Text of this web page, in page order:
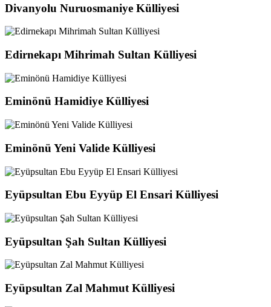
Divanyolu Nuruosmaniye Külliyesi
Edirnekapı Mihrimah Sultan Külliyesi
Eminönü Hamidiye Külliyesi
Eminönü Yeni Valide Külliyesi
Eyüpsultan Ebu Eyyüp El Ensari Külliyesi
Eyüpsultan Şah Sultan Külliyesi
Eyüpsultan Zal Mahmut Külliyesi